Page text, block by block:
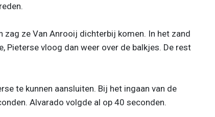
zag ze Van Anrooij dichterbij komen. In het zand
Pieterse vloog dan weer over de balkjes. De rest
te kunnen aansluiten. Bij het ingaan van de
Alvarado volgde al op 40 seconden.